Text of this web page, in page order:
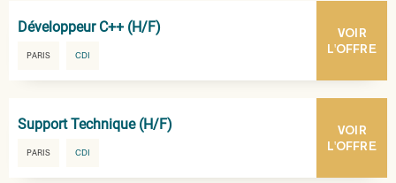
PARIS CDI
Développeur C++ (H/F)
VOIR
L'OFFRE
PARIS CDI
Support Technique (H/F)
VOIR
L'OFFRE